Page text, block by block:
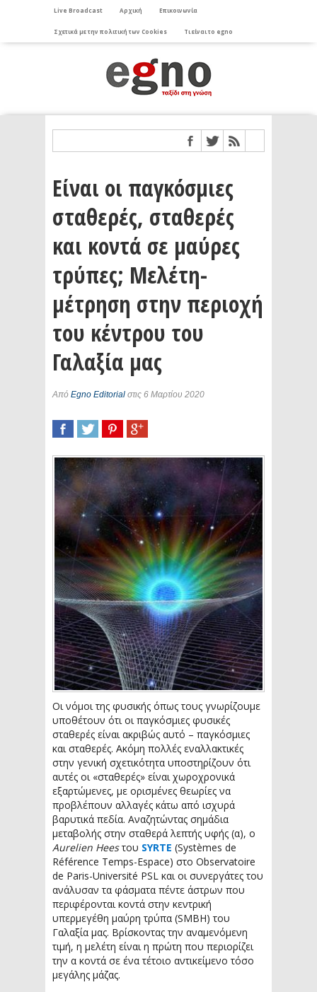
Live Broadcast Αρχική Επικοινωνία
Σχετικά με την πολιτική των Cookies Τι είναι το egno
Είναι οι παγκόσμιες
σταθερές, σταθερές
και κοντά σε μαύρες
τρύπες; Μελέτη-
μέτρηση στην περιοχή
του κέντρου του
Γαλαξία μας
Από Egno Editorial στις 6 Μαρτίου 2020
Οι νόμοι της φυσικής όπως τους γνωρίζουμε
υποθέτουν ότι οι παγκόσμιες φυσικές
σταθερές είναι ακριβώς αυτό – παγκόσμιες
και σταθερές. Ακόμη πολλές εναλλακτικές
στην γενική σχετικότητα υποστηρίζουν ότι
αυτές οι «σταθερές» είναι χωροχρονικά
εξαρτώμενες, με ορισμένες θεωρίες να
προβλέπουν αλλαγές κάτω από ισχυρά
βαρυτικά πεδία. Αναζητώντας σημάδια
μεταβολής στην σταθερά λεπτής υφής (α), ο
Aurelien Heesτου SYRTE (Systèmes de
Référence Temps-Espace) στο Observatoire
de Paris-Université PSL και οι συνεργάτες του
ανάλυσαν τα φάσματα πέντε άστρων που
περιφέρονται κοντά στην κεντρική
υπερμεγέθη μαύρη τρύπα (SMBH) του
Γαλαξία μας. Βρίσκοντας την αναμενόμενη
τιμή, η μελέτη είναι η πρώτη που περιορίζει
την α κοντά σε ένα τέτοιο αντικείμενο τόσο
μεγάλης μάζας.